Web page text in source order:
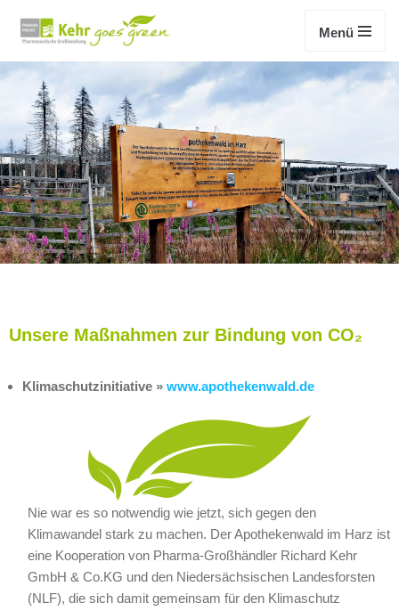
Zum
Inhalt
springen
Menü
Unsere Maßnahmen zur Bindung von CO₂
Klimaschutzinitiative » www.apothekenwald.de
Nie war es so notwendig wie jetzt, sich gegen den
Klimawandel stark zu machen. Der Apothekenwald im Harz ist
eine Kooperation von Pharma-Großhändler Richard Kehr
GmbH & Co.KG und den Niedersächsischen Landesforsten
(NLF), die sich damit gemeinsam für den Klimaschutz